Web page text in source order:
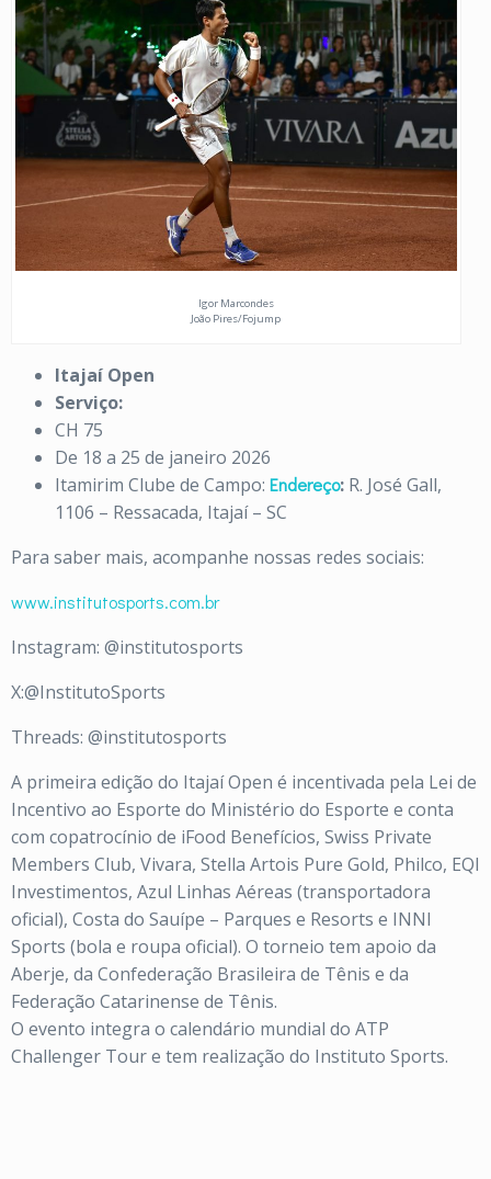
Igor Marcondes
João Pires/Fojump
Itajaí Open
Serviço:
CH 75
De 18 a 25 de janeiro 2026
Itamirim Clube de Campo: Endereço: R. José Gall,
1106 – Ressacada, Itajaí – SC
Para saber mais, acompanhe nossas redes sociais:
www.institutosports.com.br
Instagram: @institutosports
X:@InstitutoSports
Threads: @institutosports
A primeira edição do Itajaí Open é incentivada pela Lei de
Incentivo ao Esporte do Ministério do Esporte e conta
com copatrocínio de iFood Benefícios, Swiss Private
Members Club, Vivara, Stella Artois Pure Gold, Philco, EQI
Investimentos, Azul Linhas Aéreas (transportadora
oficial), Costa do Sauípe – Parques e Resorts e INNI
Sports (bola e roupa oficial). O torneio tem apoio da
Aberje, da Confederação Brasileira de Tênis e da
Federação Catarinense de Tênis.
O evento integra o calendário mundial do ATP
Challenger Tour e tem realização do Instituto Sports.